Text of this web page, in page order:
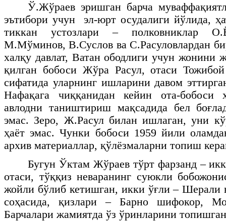
Ў.Жўраев эришган барча
эътибори учун эл-юрт осудалиги йўлида,
тиккан устозлари – полковниклар
М.Мўминов, В.Суслов ва С.Расуловлардан
халқу давлат, Ватан ободлиги учун жонини
қилган бобоси Жўра Расул, отаси
сифатида уларнинг ишларини давом
Нафақага чиққанидан кейин ота-бобоси
авлодни таништириш мақсадида бел
эмас. Зеро, Ж.Расул билан ишлаган, уни
ҳаёт эмас. Чунки бобоси 1959 йили
архив материаллар, қўлёзмаларни топиш
Бугун Ўктам Жўраев тўрт фарзанд –
отаси, тўққиз неваранинг суюкли
жойли бўлиб кетишган, икки ўғли –
соҳасида, қизлари – Барно шифокор,
Барчалари жамиятда ўз ўринларини